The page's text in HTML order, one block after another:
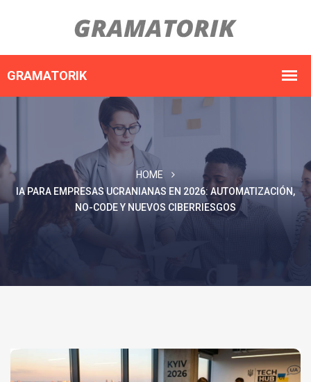
HOME
IA PARA EMPRESAS UCRANIANAS EN 2026: AUTOMATIZACIÓN,
NO-CODE Y NUEVOS CIBERRIESGOS